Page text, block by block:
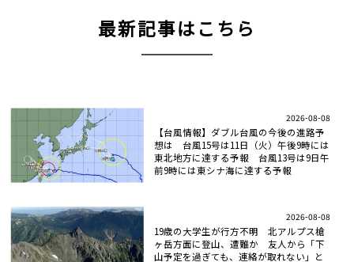
最新記事はこちら
2026-08-08
【台風情報】ダブル台風の今後の進路予
想は 台風15号は11日（火）午後9時には
東北地方に達する予報 台風13号は9日午
前9時には東シナ海に達する予報
2026-08-08
19歳の大学生が行方不明 北アルプス槍
ヶ岳方面に登山、遭難か 友人から「下
山予定を過ぎても、連絡が取れない」と